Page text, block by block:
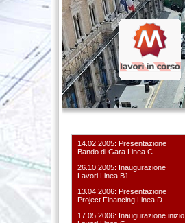
14.02.2005: Presentazione
Bando di Gara Linea C
26.10.2005: Inaugurazione
Lavori Linea B1
13.04.2006: Presentazione
Project Financing Linea D
17.05.2006: Inaugurazione inizio